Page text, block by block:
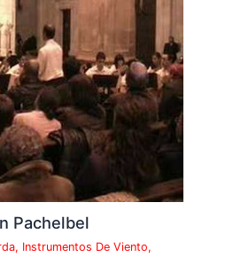
Pachelbel
, Instrumentos De Viento,